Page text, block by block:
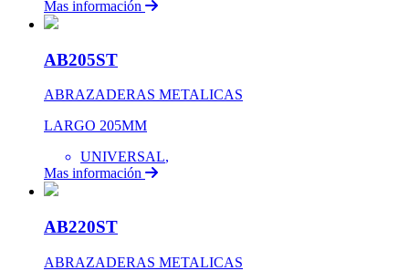
Mas información
AB205ST
ABRAZADERAS METALICAS
LARGO 205MM
UNIVERSAL,
Mas información
AB220ST
ABRAZADERAS METALICAS